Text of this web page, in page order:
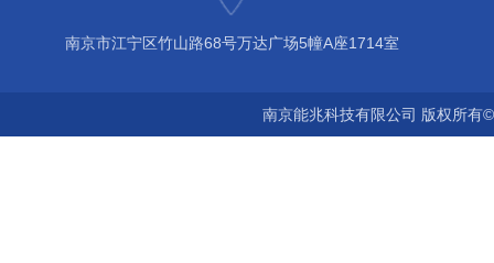
南京市江宁区竹山路68号万达广场5幢A座1714室
南京能兆科技有限公司 版权所有